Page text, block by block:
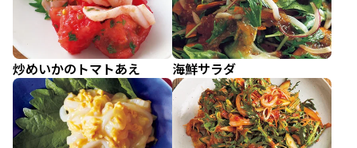
炒めいかのトマトあえ 海鮮サラダ